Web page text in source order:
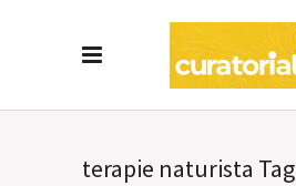
terapie naturista Tag